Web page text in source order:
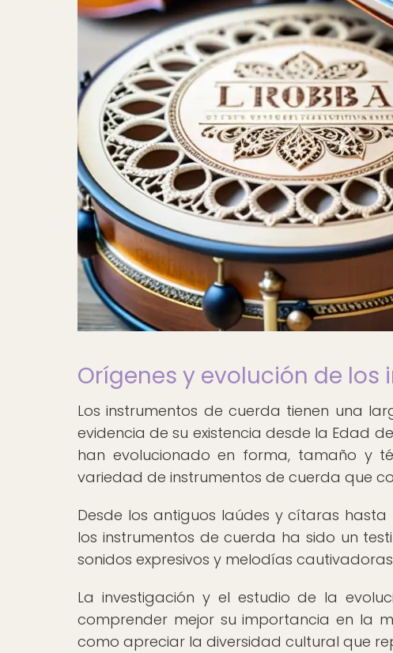
Orígenes y evolución de
Los instrumentos de cuerda tienen una
evidencia de su existencia desde la Edad
han evolucionado en forma, tamaño y
variedad de instrumentos de cuerda que
Desde los antiguos laúdes y cítaras
los instrumentos de cuerda ha sido un
sonidos expresivos y melodías
La investigación y el estudio de la
comprender mejor su importancia en la
como apreciar la diversidad cultural que